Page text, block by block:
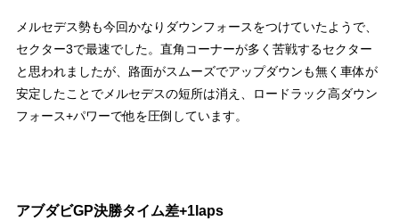
メルセデス勢も今回かなりダウンフォースをつけていたようで、
セクター3で最速でした。直角コーナーが多く苦戦するセクター
と思われましたが、路面がスムーズでアップダウンも無く車体が
安定したことでメルセデスの短所は消え、ロードラック高ダウン
フォース+パワーで他を圧倒しています。
アブダビGP決勝タイム差+1laps